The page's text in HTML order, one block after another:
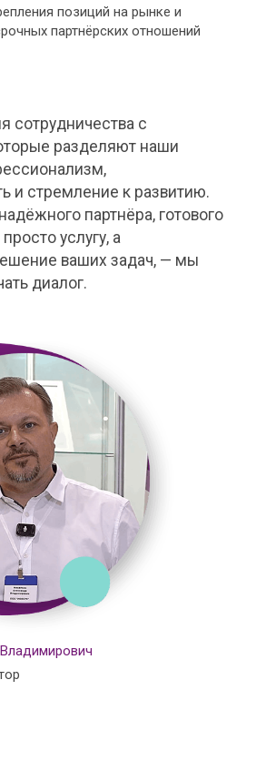
позиций на рынке и
партнёрских отношений
сотрудничества с
разделяют наши
и стремление к развитию.
партнёра, готового
услугу, а
ваших задач, — мы
диалог.